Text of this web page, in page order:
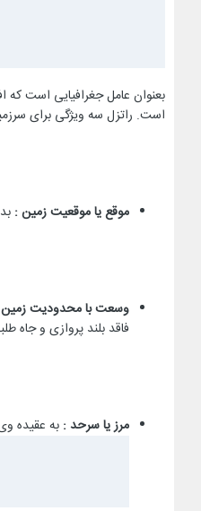
بعنوان عامل جغرافیایی است
است. راتزل سه ویژگی برای
موقع یا موقعیت زمین :
وسعت با محدودیت
فاقد بلند پروازی و جاه
مرز یا سرحد :به عقیده